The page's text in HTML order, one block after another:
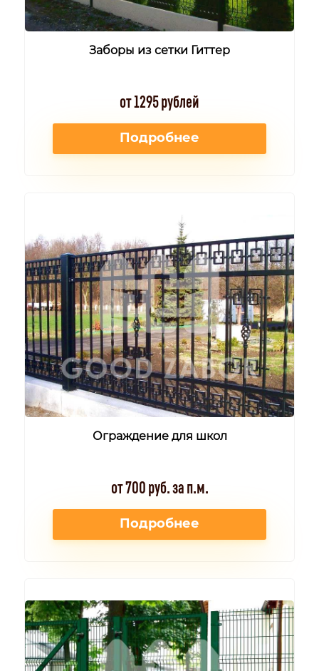
Заборы из сетки Гиттер
от 1295 рублей
Подробнее
Ограждение для школ
от 700 руб. за п.м.
Подробнее